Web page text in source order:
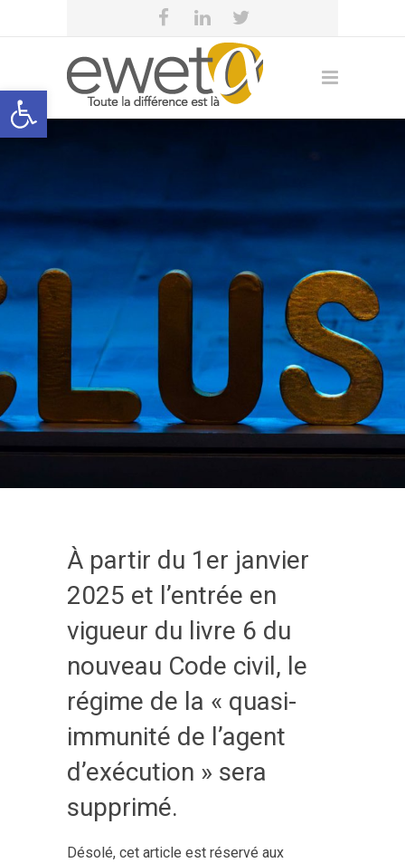
Open toolbar
eweta
À partir du 1er janvier
2025 et l’entrée en
vigueur du livre 6 du
nouveau Code civil, le
régime de la « quasi-
immunité de l’agent
d’exécution » sera
supprimé.
Désolé, cet article est réservé aux